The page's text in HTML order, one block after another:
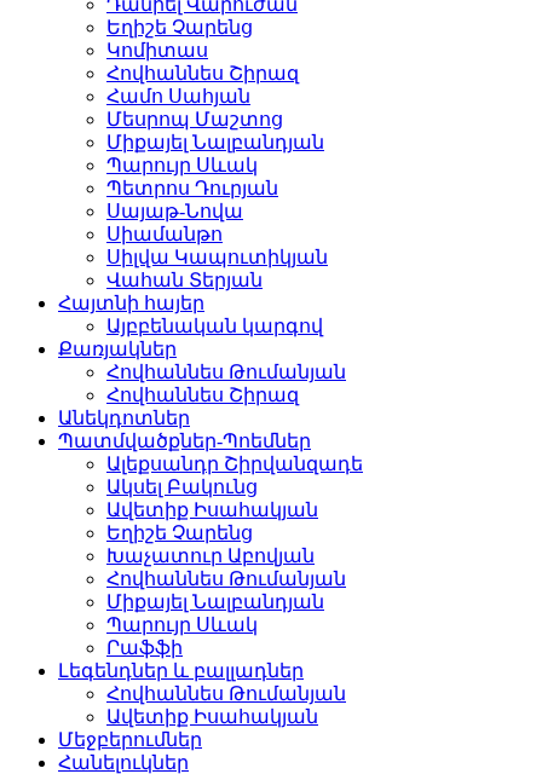
Եղիշե Չարենց
Կոմիտաս
Հովհաննես Շիրազ
Համո Սահյան
Մեսրոպ Մաշտոց
Միքայել Նալբանդյան
Պարույր Սևակ
Պետրոս Դուրյան
Սայաթ-Նովա
Սիամանթո
Սիլվա Կապուտիկյան
Վահան Տերյան
Հայտնի հայեր
Այբբենական կարգով
Քառյակներ
Հովհաննես Թումանյան
Հովհաննես Շիրազ
Անեկդոտներ
Պատմվածքներ-Պոեմներ
Ալեքսանդր Շիրվանզադե
Ակսել Բակունց
Ավետիք Իսահակյան
Եղիշե Չարենց
Խաչատուր Աբովյան
Հովհաննես Թումանյան
Միքայել Նալբանդյան
Պարույր Սևակ
Րաֆֆի
Լեգենդներ և բալլադներ
Հովհաննես Թումանյան
Ավետիք Իսահակյան
Մեջբերումներ
Հանելուկներ